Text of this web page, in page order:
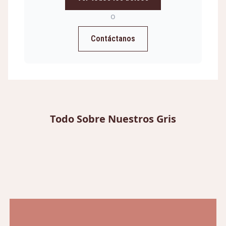
o
Contáctanos
Todo Sobre Nuestros Gris